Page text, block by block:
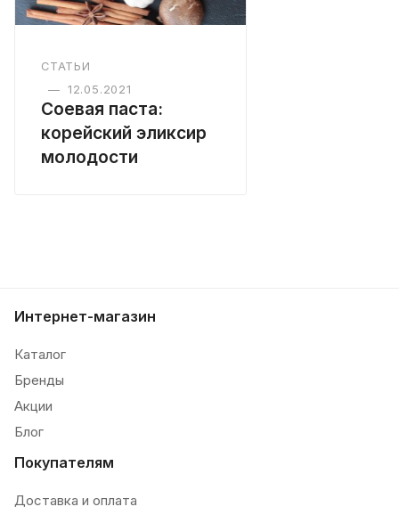
СТАТЬИ
— 12.05.2021
Соевая паста:
корейский эликсир
молодости
Интернет-магазин
Каталог
Бренды
Акции
Блог
Покупателям
Доставка и оплата